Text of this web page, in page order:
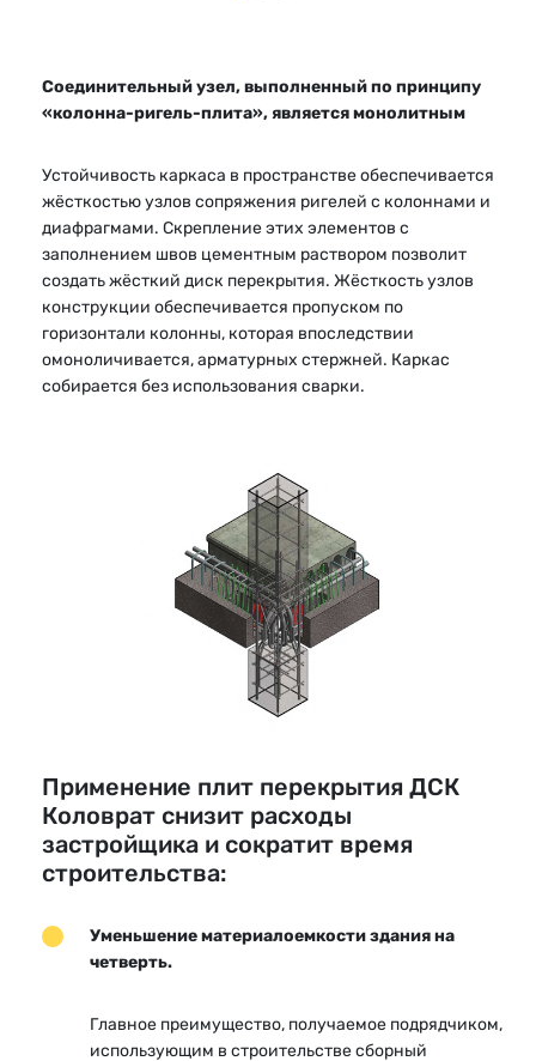
Соединительный узел, выполненный по принципу
«колонна-ригель-плита», является монолитным
Устойчивость каркаса в пространстве обеспечивается
жёсткостью узлов сопряжения ригелей с колоннами и
диафрагмами. Скрепление этих элементов с
заполнением швов цементным раствором позволит
создать жёсткий диск перекрытия. Жёсткость узлов
конструкции обеспечивается пропуском по
горизонтали колонны, которая впоследствии
омоноличивается, арматурных стержней. Каркас
собирается без использования сварки.
Применение плит перекрытия ДСК
Коловрат снизит расходы
застройщика и сократит время
строительства:
Уменьшение материалоемкости здания на
четверть.
Главное преимущество, получаемое подрядчиком,
использующим в строительстве сборный